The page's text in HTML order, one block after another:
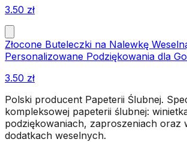
3.50 zł
Złocone Buteleczki na Nalewkę
Personalizowane Podziękowania dla
3.50 zł
Polski producent Papeterii Ślubnej.
kompleksowej papeterii ślubnej:
podziękowaniach, zaproszeniach oraz
dodatkach weselnych.